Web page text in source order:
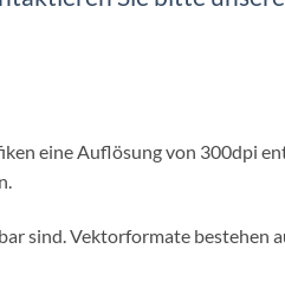
eine Auflösung von 300dpi
sind. Vektorformate bestehen